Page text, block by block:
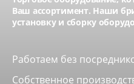
Ваш ассортимент. Наши
установку и сборку
Работаем без
Собственное